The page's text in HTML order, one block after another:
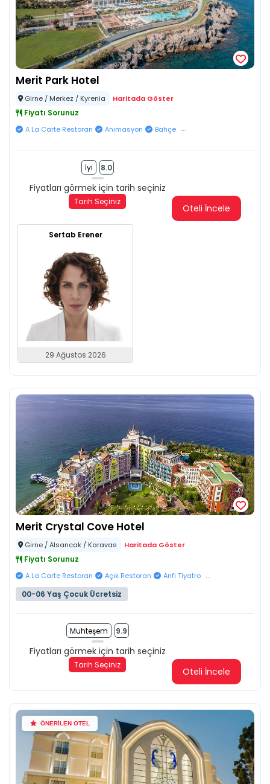
Merit Park Hotel
Girne / Merkez / Kyrenia Haritada Göster
Fiyatı Sorunuz
A La Carte Restoran Animasyon Bahçe ...
İyi 8.0
Fiyatları görmek için tarih seçiniz
Tarih Seçiniz
Oteli İncele
Sertab Erener
29 Ağustos 2026
Merit Crystal Cove Hotel
Girne / Alsancak / Karavas Haritada Göster
Fiyatı Sorunuz
A La Carte Restoran Açık Restoran Anfi Tiyatro ...
00-06 Yaş Çocuk Ücretsiz
Muhteşem 9.9
Fiyatları görmek için tarih seçiniz
Tarih Seçiniz
Oteli İncele
ÖNERİLEN OTEL